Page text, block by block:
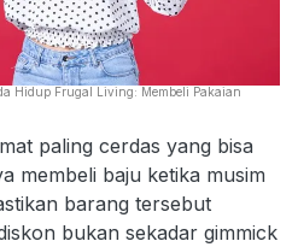
Hidup Frugal Living: Membeli Pakaian
paling cerdas yang bisa
membeli baju ketika musim
barang tersebut
bukan sekadar gimmick